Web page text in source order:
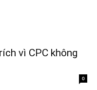
vì CPC không
0